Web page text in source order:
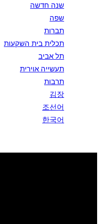
שנה חדשה
שפה
תברות
תכלית בית השקעות
תל אביב
תעשייה אוירית
תרבות
김장
조선어
한국어